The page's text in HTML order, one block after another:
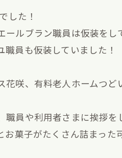
した！
ールブラン職員は仮装をし
員も仮装していました！
花咲、有料老人ホームつ
職員や利用者さまに挨拶を
お菓子がたくさん詰まっ